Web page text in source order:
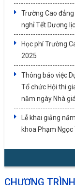
Trường Cao
nghỉ Tết Dương
Học phí Trường
2025
Thông báo việc
Tổ chức Hội thi
năm ngày Nhà
Lễ khai giảng
khoa Phạm Ngọc
CHƯƠNG